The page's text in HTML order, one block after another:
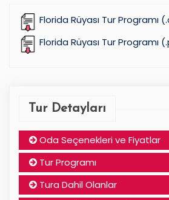
Florida Rüyası Tur Programı
Florida Rüyası Tur Programı
Tur Detayları
Oda Seçenekleri ve Fiyatlar
Tur Programı
Tura Dahil Olanlar